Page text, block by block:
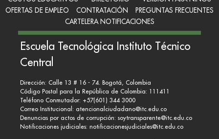
OFERTAS DE EMPLEO
CONTRATACIÓN
PREGUNTAS FRECUENTES
CARTELERA NOTIFICACIONES
Escuela Tecnológica Instituto Técnico
Central
Dirección: Calle 13 # 16 - 74. Bogotá, Colombia
Código Postal para la República de Colombia: 111411
Teléfono Conmutador: +57(601) 344 3000
Correo Institucional: atencionalciudadano@itc.edu.co
Denuncias por actos de corrupción: soytransparente@itc.edu.co
Notificaciones judiciales: notificacionesjudiciales@itc.edu.co